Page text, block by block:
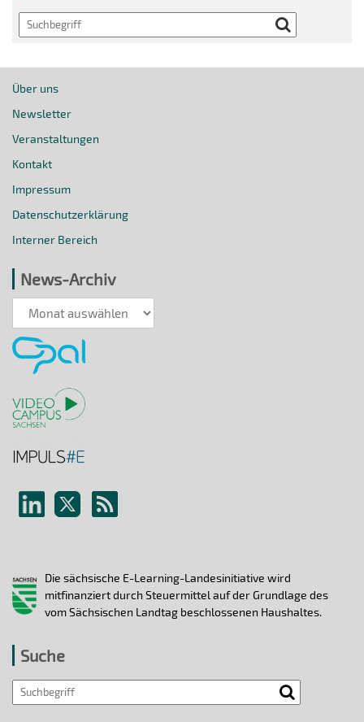
Search
Über uns
Newsletter
Veranstaltungen
Kontakt
Impressum
Datenschutzerklärung
Interner Bereich
News-Archiv
News-
Archiv
Die sächsische E-Learning-Landesinitiative wird
mitfinanziert durch Steuermittel auf der Grundlage des
vom Sächsischen Landtag beschlossenen Haushaltes.
Suche